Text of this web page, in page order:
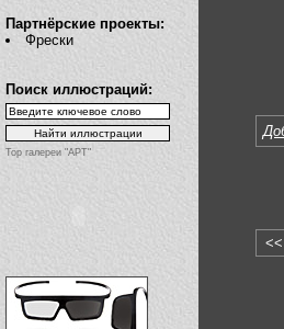
Партнёрские проекты:
Фрески
Поиск иллюстраций:
Top галереи "АРТ"